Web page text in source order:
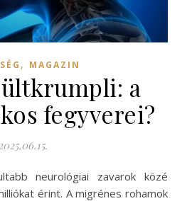
, MAGAZIN
a
fegyverei?
2025.06.15.
érint. A migrénes rohamok